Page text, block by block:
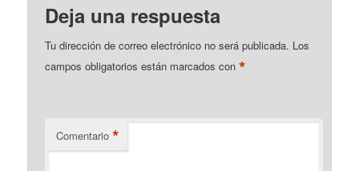
Deja una respuesta
Tu dirección de correo electrónico no será publicada. Los
campos obligatorios están marcados con*
Comentario *